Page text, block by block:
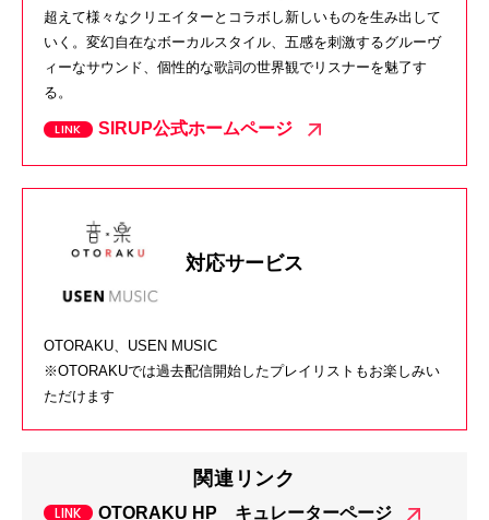
超えて様々なクリエイターとコラボし新しいものを生み出して
いく。変幻自在なボーカルスタイル、五感を刺激するグルーヴ
ィーなサウンド、個性的な歌詞の世界観でリスナーを魅了す
る。
SIRUP公式ホームページ
対応サービス
OTORAKU、USEN MUSIC
※OTORAKUでは過去配信開始したプレイリストもお楽しみい
ただけます
関連リンク
OTORAKU HP キュレーターページ